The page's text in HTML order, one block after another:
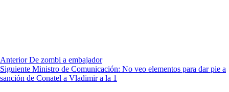
Anterior De zombi a embajador
Siguiente Ministro de Comunicación: No veo elementos para dar pie a
sanción de Conatel a Vladimir a la 1